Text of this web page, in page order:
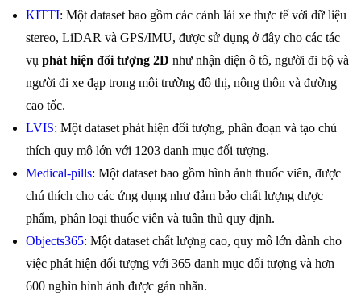
KITTI: Một dataset bao gồm các cảnh lái xe thực tế với dữ liệu
stereo, LiDAR và GPS/IMU, được sử dụng ở đây cho các tác
vụ phát hiện đối tượng 2D như nhận diện ô tô, người đi bộ và
người đi xe đạp trong môi trường đô thị, nông thôn và đường
cao tốc.
LVIS: Một dataset phát hiện đối tượng, phân đoạn và tạo chú
thích quy mô lớn với 1203 danh mục đối tượng.
Medical-pills: Một dataset bao gồm hình ảnh thuốc viên, được
chú thích cho các ứng dụng như đảm bảo chất lượng dược
phẩm, phân loại thuốc viên và tuân thủ quy định.
Objects365: Một dataset chất lượng cao, quy mô lớn dành cho
việc phát hiện đối tượng với 365 danh mục đối tượng và hơn
600 nghìn hình ảnh được gán nhãn.